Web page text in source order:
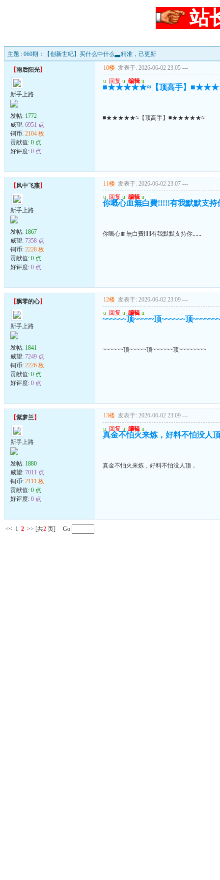
站
主题 : 060期：【创新世纪】买什么中什么▃精准，己更新
【雨后阳光】
新手上路
发帖: 1772
威望: 6951 点
铜币: 2104 枚
贡献值: 0 点
好评度: 0 点
10楼 发表于: 2026-06-02 23:05 ---
u 回复 u 编辑 u
■★★★★★≈【顶高手】
■★★★★★≈【顶高手】■★★★★★≈
【风中飞燕】
新手上路
发帖: 1867
威望: 7358 点
铜币: 2228 枚
贡献值: 0 点
好评度: 0 点
11楼 发表于: 2026-06-02 23:07 ---
u 回复 u 编辑 u
你嘅心血無白費!!!!!有我默默支持
你嘅心血無白費!!!!!有我默默支持你......
【飘零的心】
新手上路
发帖: 1841
威望: 7249 点
铜币: 2226 枚
贡献值: 0 点
好评度: 0 点
12楼 发表于: 2026-06-02 23:09 ---
u 回复 u 编辑 u
~~~~~~顶~~~~~顶~~~~~~顶
~~~~~~顶~~~~~顶~~~~~~顶~~~~~~~~
【紫萝兰】
新手上路
发帖: 1880
威望: 7011 点
铜币: 2111 枚
贡献值: 0 点
好评度: 0 点
13楼 发表于: 2026-06-02 23:09 ---
u 回复 u 编辑 u
真金不怕火来炼，好料不怕没人
真金不怕火来炼，好料不怕没人顶，
<< 1 2 >> [共2 页] Go